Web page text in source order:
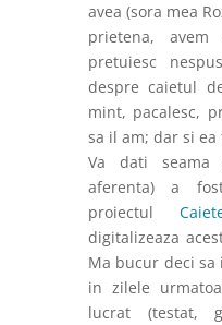
avea (sora mea
prietena,
pretuiesc
despre caietul
mint, pacalesc,
sa il am; dar si
Va dati seama
aferenta) a
proiectul
digitalizeaza
Ma bucur deci sa
in zilele
lucrat (testat,